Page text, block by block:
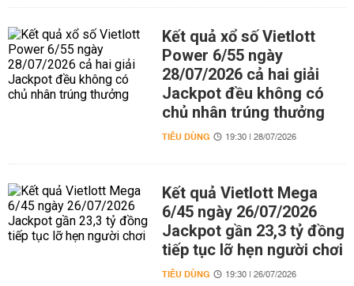
Kết quả xổ số Vietlott
Power 6/55 ngày
28/07/2026 cả hai giải
Jackpot đều không có
chủ nhân trúng thưởng
TIÊU DÙNG 19:30 | 28/07/2026
Kết quả Vietlott Mega
6/45 ngày 26/07/2026
Jackpot gần 23,3 tỷ đồng
tiếp tục lỡ hẹn người chơi
TIÊU DÙNG 19:30 | 26/07/2026